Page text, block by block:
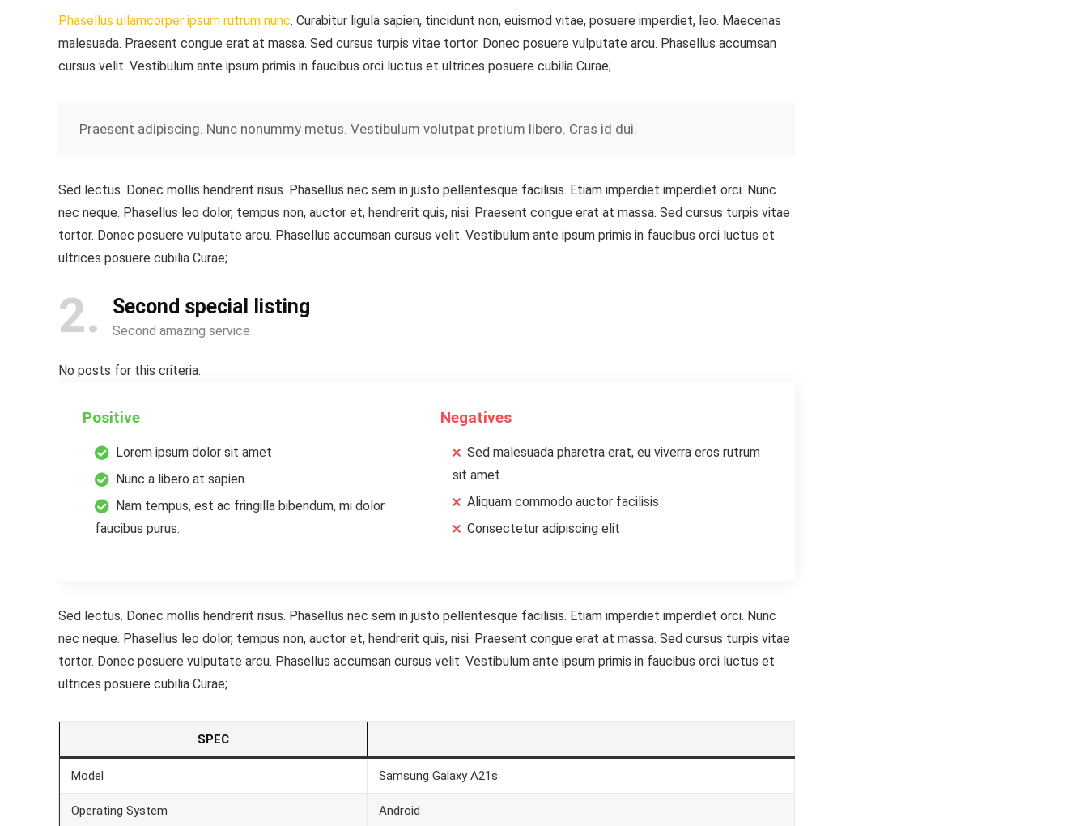
Phasellus ullamcorper ipsum rutrum nunc. Curabitur ligula sapien, tincidunt non, euismod vitae, posuere imperdiet, leo. Maecenas
malesuada. Praesent congue erat at massa. Sed cursus turpis vitae tortor. Donec posuere vulputate arcu. Phasellus accumsan
cursus velit. Vestibulum ante ipsum primis in faucibus orci luctus et ultrices posuere cubilia Curae;
Praesent adipiscing. Nunc nonummy metus. Vestibulum volutpat pretium libero. Cras id dui.
Sed lectus. Donec mollis hendrerit risus. Phasellus nec sem in justo pellentesque facilisis. Etiam imperdiet imperdiet orci. Nunc
nec neque. Phasellus leo dolor, tempus non, auctor et, hendrerit quis, nisi. Praesent congue erat at massa. Sed cursus turpis vitae
tortor. Donec posuere vulputate arcu. Phasellus accumsan cursus velit. Vestibulum ante ipsum primis in faucibus orci luctus et
ultrices posuere cubilia Curae;
2 Second special listing
Second amazing service
No posts for this criteria.
Positive
Lorem ipsum dolor sit amet
Nunc a libero at sapien
Nam tempus, est ac fringilla bibendum, mi dolor
faucibus purus.
Negatives
Sed malesuada pharetra erat, eu viverra eros rutrum
sit amet.
Aliquam commodo auctor facilisis
Consectetur adipiscing elit
Sed lectus. Donec mollis hendrerit risus. Phasellus nec sem in justo pellentesque facilisis. Etiam imperdiet imperdiet orci. Nunc
nec neque. Phasellus leo dolor, tempus non, auctor et, hendrerit quis, nisi. Praesent congue erat at massa. Sed cursus turpis vitae
tortor. Donec posuere vulputate arcu. Phasellus accumsan cursus velit. Vestibulum ante ipsum primis in faucibus orci luctus et
ultrices posuere cubilia Curae;
SPEC
Model Samsung Galaxy A21s
Operating System Android